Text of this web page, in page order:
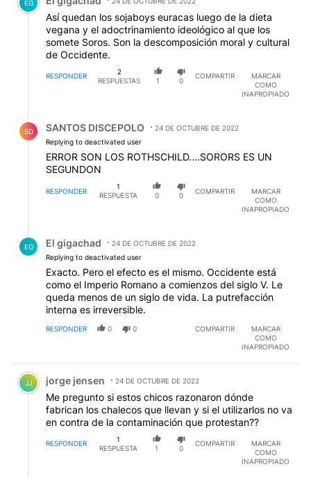
EG
Así quedan los sojaboys euracas luego de la dieta
vegana y el adoctrinamiento ideológico al que los
somete Soros. Son la descomposición moral y cultural
de Occidente.
RESPONDER
2
RESPUESTAS
1 0
COMPARTIR
MARCAR
COMO
INAPROPIADO
SD SANTOS DISCEPOLO
24 DE OCTUBRE DE 2022
Replying to deactivated user
ERROR SON LOS ROTHSCHILD....SORORS ES UN
SEGUNDON
RESPONDER
1
RESPUESTA
0 0
COMPARTIR
MARCAR
COMO
INAPROPIADO
EG El gigachad
24 DE OCTUBRE DE 2022
Replying to deactivated user
Exacto. Pero el efecto es el mismo. Occidente está
como el Imperio Romano a comienzos del siglo V. Le
queda menos de un siglo de vida. La putrefacción
interna es irreversible.
RESPONDER 0 0 COMPARTIR
MARCAR
COMO
INAPROPIADO
Comentario de jorge jensen.
JJ jorge jensen 24 DE OCTUBRE DE 2022
Me pregunto si estos chicos razonaron dónde
fabrican los chalecos que llevan y si el utilizarlos no va
en contra de la contaminación que protestan??
RESPONDER
1
RESPUESTA
1 0
COMPARTIR
MARCAR
COMO
INAPROPIADO